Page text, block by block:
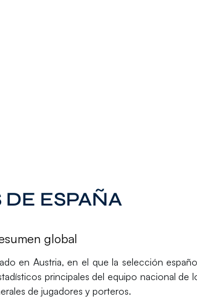
DE ESPAÑA
global
en Austria, en el que la selección
principales del equipo nacional de
de jugadores y porteros.